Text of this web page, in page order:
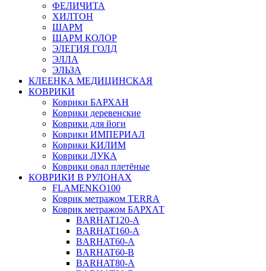
ФЕЛИЧИТА
ХИЛТОН
ШАРМ
ШАРМ КОЛОР
ЭЛЕГИЯ ГОЛД
ЭЛЛА
ЭЛЬЗА
КЛЕЕНКА МЕДИЦИНСКАЯ
КОВРИКИ
Коврики БАРХАН
Коврики деревенские
Коврики для йоги
Коврики ИМПЕРИАЛ
Коврики КИЛИМ
Коврики ЛУКА
Коврики овал плетёные
КОВРИКИ В РУЛОНАХ
FLAMENKO100
Коврик метражом TERRA
Коврик метражом БАРХАТ
BARHAT120-A
BARHAT160-A
BARHAT60-A
BARHAT60-B
BARHAT80-A